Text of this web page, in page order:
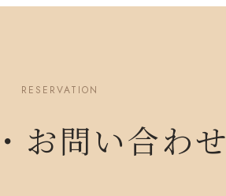
RESERVATION
お問い合わせ